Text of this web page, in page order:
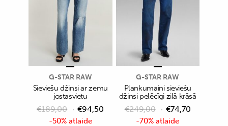
-50% atlaide
G-STAR RAW
Sieviešu džinsi ar zemu
jostasvietu
€189,00 €94,50
-70% atlaide
G-STAR RAW
Plankumaini sieviešu
džinsi pelēcīgi zilā krāsā
€249,00 €74,70